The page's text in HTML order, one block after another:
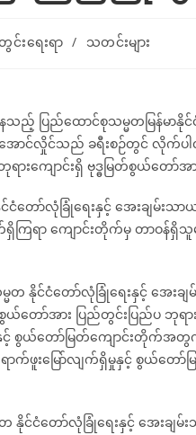
င်းရေးရာ / သတင်းများ
ပြည်ထောင်စုသမ္မတမြန်မာနိုင်
င်းအောင်လှိုင်သည် ခရီးစဉ်တွင် လို
ရားကျောင်းရှိ ဗုဒ္ဓမြတ်စွယ်တေ
တော်လုံခြုံရေးနှင့် အေးချမ်းသာ
ာ ကျောင်းတိုက်မှ တာဝန်ရှိသူမျ
တ နိုင်ငံတော်လုံခြုံရေးနှင့် အေးခ
ာ်အား ပြည်တွင်းပြည်ပ ဘုရားဖူး
စွယ်တော်မြတ်ကျောင်းတိုက်အတွက်
က်ဖူးမြော်လျက်ရှိမှုနှင့် စွယ်တော်မ
င်ငံတော်လုံခြုံရေးနှင့် အေးချမ်း